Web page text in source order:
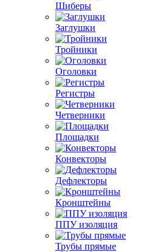
Шиберы
Заглушки
Тройники
Оголовки
Регистры
Четверники
Площадки
Конвекторы
Дефлекторы
Кронштейны
ППУ изоляция
Трубы прямые